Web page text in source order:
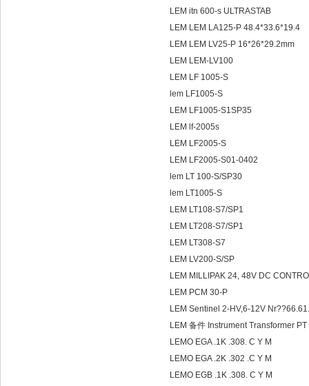
LEM itn 600-s ULTRASTAB
LEM LEM LA125-P 48.4*33.6*19.4
LEM LEM LV25-P 16*26*29.2mm
LEM LEM-LV100
LEM LF 1005-S
lem LF1005-S
LEM LF1005-S1SP35
LEM lf-2005s
LEM LF2005-S
LEM LF2005-S01-0402
lem LT 100-S/SP30
lem LT1005-S
LEM LT108-S7/SP1
LEM LT208-S7/SP1
LEM LT308-S7
LEM LV200-S/SP
LEM MILLIPAK 24, 48V DC
LEM PCM 30-P
LEM Sentinel 2-HV,6-12V
LEM 备件 Instrument Transformer
LEMO EGA .1K .308. C Y M
LEMO EGA .2K .302 .C Y M
LEMO EGB .1K .308. C Y M